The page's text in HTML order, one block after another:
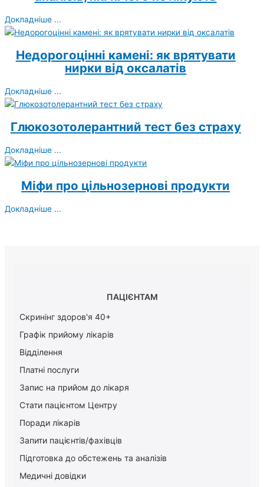
Докладніше ...
Недорогоцінні камені: як врятувати
нирки від оксалатів
Докладніше ...
Глюкозотолерантний тест без страху
Докладніше ...
Міфи про цільнозернові продукти
Докладніше ...
ПАЦІЄНТАМ
Скринінг здоров'я 40+
Графік прийому лікарів
Відділення
Платні послуги
Запис на прийом до лікаря
Стати пацієнтом Центру
Поради лікарів
Запити пацієнтів/фахівців
Підготовка до обстежень та аналізів
Медичні довідки